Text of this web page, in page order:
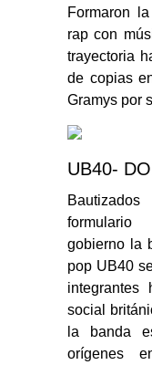
Formaron
rap con
trayectoria
de copias
Gramys por
UB40-
formulario
gobierno la
pop UB40
integrantes
social
la banda
orígenes